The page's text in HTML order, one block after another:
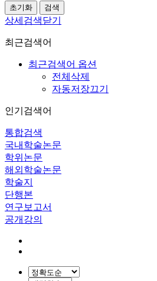
상세검색닫기
최근검색어
최근검색어 옵션
전체삭제
자동저장끄기
인기검색어
통합검색
국내학술논문
학위논문
해외학술논문
학술지
단행본
연구보고서
공개강의